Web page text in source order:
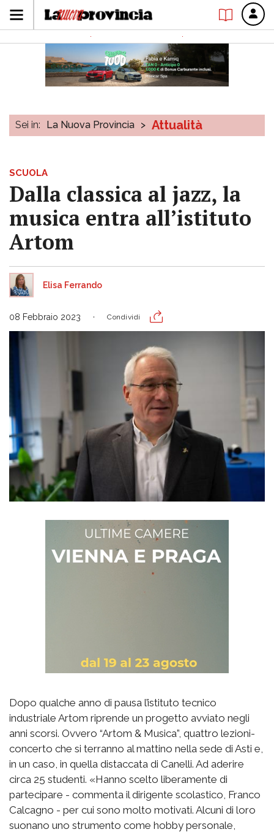
Sei in: La Nuova Provincia > Attualità
SCUOLA
Dalla classica al jazz, la
musica entra all’istituto
Artom
Elisa Ferrando
08 Febbraio 2023 Condividi
Dopo qualche anno di pausa l’istituto tecnico
industriale Artom riprende un progetto avviato negli
anni scorsi. Ovvero “Artom & Musica”, quattro lezioni-
concerto che si terranno al mattino nella sede di Asti e,
in un caso, in quella distaccata di Canelli. Ad aderire
circa 25 studenti. «Hanno scelto liberamente di
partecipare - commenta il dirigente scolastico, Franco
Calcagno - per cui sono molto motivati. Alcuni di loro
suonano uno strumento come hobby personale,